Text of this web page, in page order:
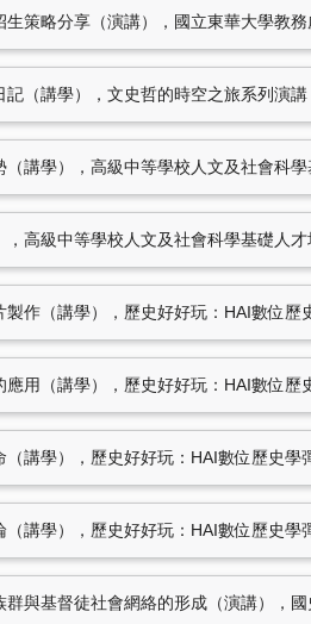
4-
東海
豐富的圖書資源
策略分享（演講），國立東華大學教
（講學），文史哲的時空之旅系列演
講學），高級中等學校人文及社會科
高級中等學校人文及社會科學基礎人
作（講學），歷史好好玩：HAI數位歷
用（講學），歷史好好玩：HAI數位歷
講學），歷史好好玩：HAI數位歷史學
講學），歷史好好玩：HAI數位歷史學
與基督徒社會網絡的形成（演講），